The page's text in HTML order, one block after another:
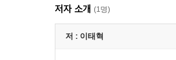
Ⅴ. 토너먼트에서 배우는 인생의 원리
1. 토너먼트의 모든 것
2. 자금 관리는 필수
저자 소개 (1명)
저 : 이태혁